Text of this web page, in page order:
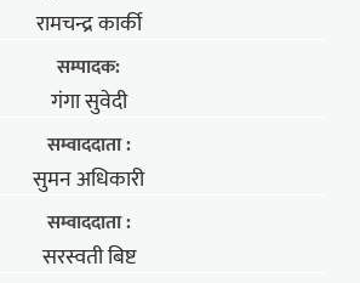
रामचन्द्र कार्की
सम्पादक:
गंगा सुवेदी
सम्वाददाता :
सुमन अधिकारी
सम्वाददाता :
सरस्वती बिष्ट